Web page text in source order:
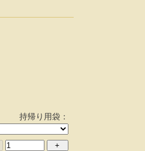
持帰り用袋：
+